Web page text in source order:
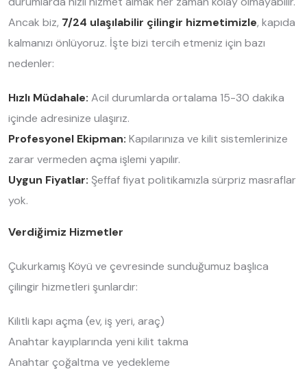
Ancak biz, 7/24 ulaşılabilir çilingir hizmetimizle, kapıda
kalmanızı önlüyoruz. İşte bizi tercih etmeniz için bazı
nedenler:
Hızlı Müdahale: Acil durumlarda ortalama 15-30 dakika
içinde adresinize ulaşırız.
Profesyonel Ekipman: Kapılarınıza ve kilit sistemlerinize
zarar vermeden açma işlemi yapılır.
Uygun Fiyatlar: Şeffaf fiyat politikamızla sürpriz masraflar
yok.
Verdiğimiz Hizmetler
Çukurkamış Köyü ve çevresinde sunduğumuz başlıca
çilingir hizmetleri şunlardır:
Kilitli kapı açma (ev, iş yeri, araç)
Anahtar kayıplarında yeni kilit takma
Anahtar çoğaltma ve yedekleme